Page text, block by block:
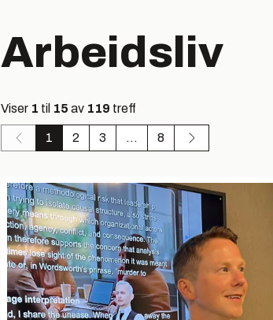
Arbeidsliv
Viser 1 til 15 av 119 treff
1 2 3 ... 8